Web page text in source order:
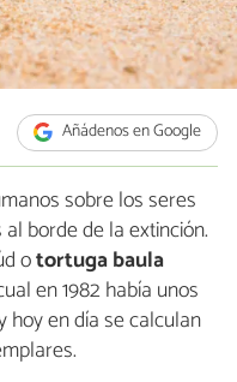
Añádenos en Google
sobre los seres
borde de la extinción.
otortuga baula
en 1982 había unos
hoy en día se calculan